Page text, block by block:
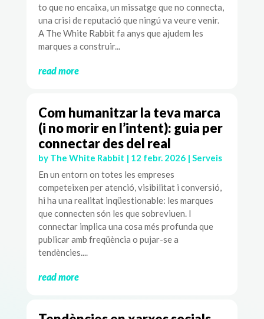
to que no encaixa, un missatge que no connecta,
una crisi de reputació que ningú va veure venir.
A The White Rabbit fa anys que ajudem les
marques a construir...
read more
Com humanitzar la teva marca
(i no morir en l’intent): guia per
connectar des del real
by The White Rabbit | 12 febr. 2026| Serveis
En un entorn on totes les empreses
competeixen per atenció, visibilitat i conversió,
hi ha una realitat inqüestionable: les marques
que connecten són les que sobreviuen. I
connectar implica una cosa més profunda que
publicar amb freqüència o pujar-se a
tendències....
read more